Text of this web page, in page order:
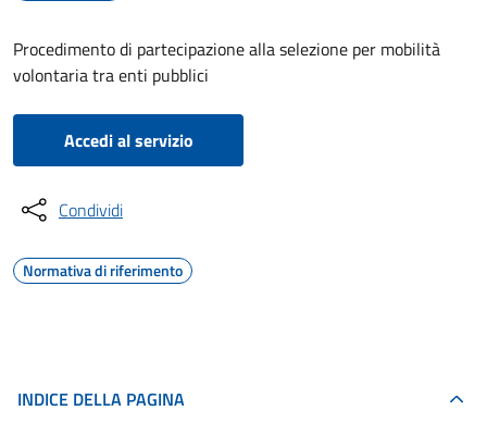
Procedimento di partecipazione alla selezione per mobilità
volontaria tra enti pubblici
Accedi al servizio
Condividi
Normativa di riferimento
INDICE DELLA PAGINA